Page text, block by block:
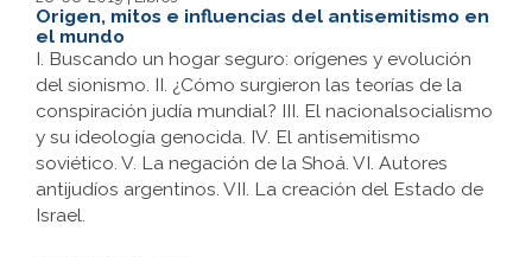
Origen, mitos e influencias del antisemitismo en
el mundo
I. Buscando un hogar seguro: orígenes y evolución
del sionismo. II. ¿Cómo surgieron las teorías de la
conspiración judía mundial? III. El nacionalsocialismo
y su ideología genocida. IV. El antisemitismo
soviético. V. La negación de la Shoá. VI. Autores
antijudíos argentinos. VII. La creación del Estado de
Israel.